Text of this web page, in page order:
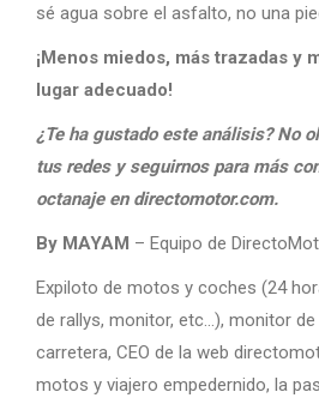
sé agua sobre el asfalto, no una
¡Menos miedos, más trazadas y
lugar adecuado!
¿Te ha gustado este análisis? No
tus redes y seguirnos para más
octanaje en directomotor.com.
By MAYAM – Equipo de
Expiloto de motos y coches (24
de rallys, monitor, etc…), monitor
carretera, CEO de la web
motos y viajero empedernido, la